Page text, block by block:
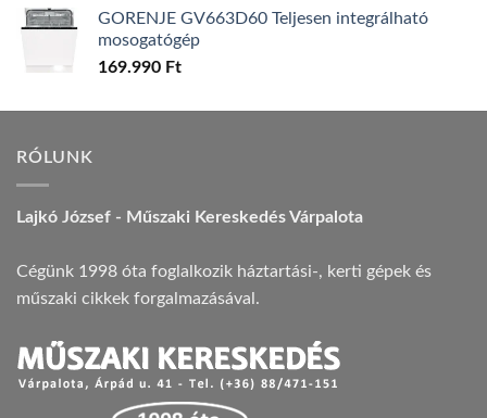
GORENJE GV663D60 Teljesen integrálható
mosogatógép
169.990 Ft
RÓLUNK
Lajkó József - Műszaki Kereskedés Várpalota
Cégünk 1998 óta foglalkozik háztartási-, kerti gépek és
műszaki cikkek forgalmazásával.